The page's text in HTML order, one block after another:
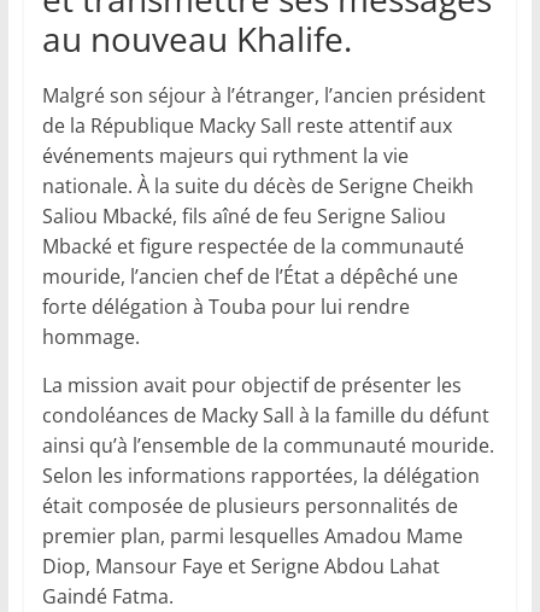
au nouveau Khalife.
Malgré son séjour à l’étranger, l’ancien président
de la République Macky Sall reste attentif aux
événements majeurs qui rythment la vie
nationale. À la suite du décès de Serigne Cheikh
Saliou Mbacké, fils aîné de feu Serigne Saliou
Mbacké et figure respectée de la communauté
mouride, l’ancien chef de l’État a dépêché une
forte délégation à Touba pour lui rendre
hommage.
La mission avait pour objectif de présenter les
condoléances de Macky Sall à la famille du défunt
ainsi qu’à l’ensemble de la communauté mouride.
Selon les informations rapportées, la délégation
était composée de plusieurs personnalités de
premier plan, parmi lesquelles Amadou Mame
Diop, Mansour Faye et Serigne Abdou Lahat
Gaindé Fatma.